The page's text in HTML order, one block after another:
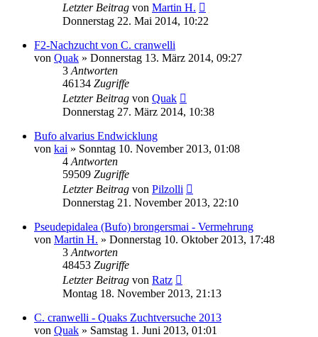
Letzter Beitrag von Martin H.
Donnerstag 22. Mai 2014, 10:22
F2-Nachzucht von C. cranwelli
von Quak » Donnerstag 13. März 2014, 09:27
3 Antworten
46134 Zugriffe
Letzter Beitrag von Quak
Donnerstag 27. März 2014, 10:38
Bufo alvarius Endwicklung
von kai » Sonntag 10. November 2013, 01:08
4 Antworten
59509 Zugriffe
Letzter Beitrag von Pilzolli
Donnerstag 21. November 2013, 22:10
Pseudepidalea (Bufo) brongersmai - Vermehrung
von Martin H. » Donnerstag 10. Oktober 2013, 17:48
3 Antworten
48453 Zugriffe
Letzter Beitrag von Ratz
Montag 18. November 2013, 21:13
C. cranwelli - Quaks Zuchtversuche 2013
von Quak » Samstag 1. Juni 2013, 01:01